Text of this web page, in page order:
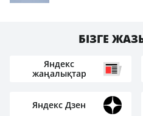
БІЗГЕ
Яндекс
жаңалықтар
Яндекс Дзен